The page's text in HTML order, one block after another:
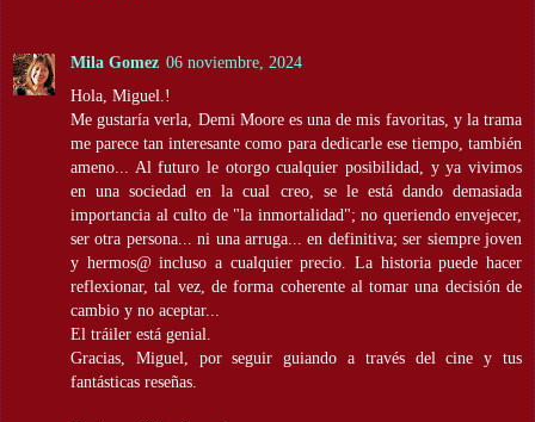
Mila Gomez 06 noviembre, 2024
Hola, Miguel.!
Me gustaría verla, Demi Moore es una de mis favoritas, y la trama
me parece tan interesante como para dedicarle ese tiempo, también
ameno... Al futuro le otorgo cualquier posibilidad, y ya vivimos
en una sociedad en la cual creo, se le está dando demasiada
importancia al culto de "la inmortalidad"; no queriendo envejecer,
ser otra persona... ni una arruga... en definitiva; ser siempre joven
y hermos@ incluso a cualquier precio. La historia puede hacer
reflexionar, tal vez, de forma coherente al tomar una decisión de
cambio y no aceptar...
El tráiler está genial.
Gracias, Miguel, por seguir guiando a través del cine y tus
fantásticas reseñas.